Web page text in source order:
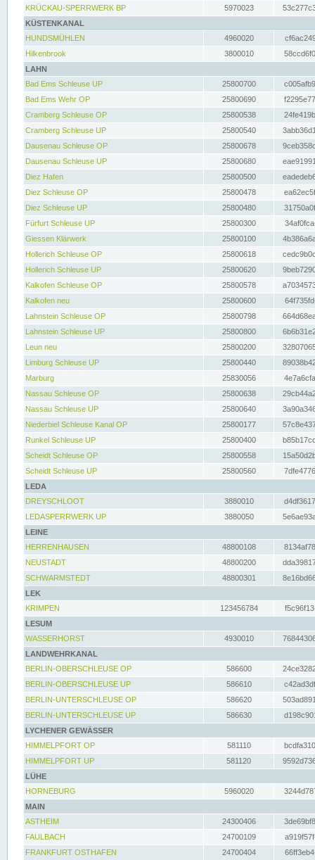
KRÜCKAU-SPERRWERK BP
5970023
KÜSTENKANAL
HUNDSMÜHLEN
4960020
Hilkenbrook
3800010
LAHN
Bad Ems Schleuse UP
25800700
Bad Ems Wehr OP
25800690
Cramberg Schleuse OP
25800538
Cramberg Schleuse UP
25800540
Dausenau Schleuse OP
25800678
Dausenau Schleuse UP
25800680
Diez Hafen
25800500
Diez Schleuse OP
25800478
Diez Schleuse UP
25800480
Fürfurt Schleuse UP
25800300
Giessen Klärwerk
25800100
Hollerich Schleuse OP
25800618
Hollerich Schleuse UP
25800620
Kalkofen Schleuse OP
25800578
Kalkofen neu
25800600
Lahnstein Schleuse OP
25800798
Lahnstein Schleuse UP
25800800
Leun neu
25800200
Limburg Schleuse UP
25800440
Marburg
25830056
Nassau Schleuse OP
25800638
Nassau Schleuse UP
25800640
Niederbiel Schleuse Kanal OP
25800177
Runkel Schleuse UP
25800400
Scheidt Schleuse OP
25800558
Scheidt Schleuse UP
25800560
LEDA
DREYSCHLOOT
3880010
LEDASPERRWERK UP
3880050
LEINE
HERRENHAUSEN
48800108
NEUSTADT
48800200
SCHWARMSTEDT
48800301
LEK
KRIMPEN
123456784
LESUM
WASSERHORST
4930010
LANDWEHRKANAL
BERLIN-OBERSCHLEUSE OP
586600
BERLIN-OBERSCHLEUSE UP
586610
BERLIN-UNTERSCHLEUSE OP
586620
BERLIN-UNTERSCHLEUSE UP
586630
LYCHENER GEWÄSSER
HIMMELPFORT OP
581110
HIMMELPFORT UP
581120
LÜHE
HORNEBURG
5960020
MAIN
ASTHEIM
24300406
FAULBACH
24700109
FRANKFURT OSTHAFEN
24700404